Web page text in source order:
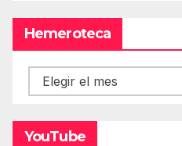
Hemeroteca
Hemeroteca
YouTube